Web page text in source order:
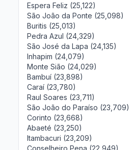
Espera Feliz (25,122)
São João da Ponte (25,098)
Buritis (25,013)
Pedra Azul (24,329)
São José da Lapa (24,135)
Inhapim (24,079)
Monte Sião (24,029)
Bambuí (23,898)
Caraí (23,780)
Raul Soares (23,711)
São João do Paraíso (23,709)
Corinto (23,668)
Abaeté (23,250)
Itambacuri (23,209)
Conselheiro Pena (22,949)